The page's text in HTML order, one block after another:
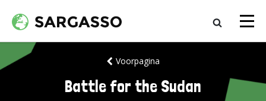
Voorpagina
Battle for the Sudan